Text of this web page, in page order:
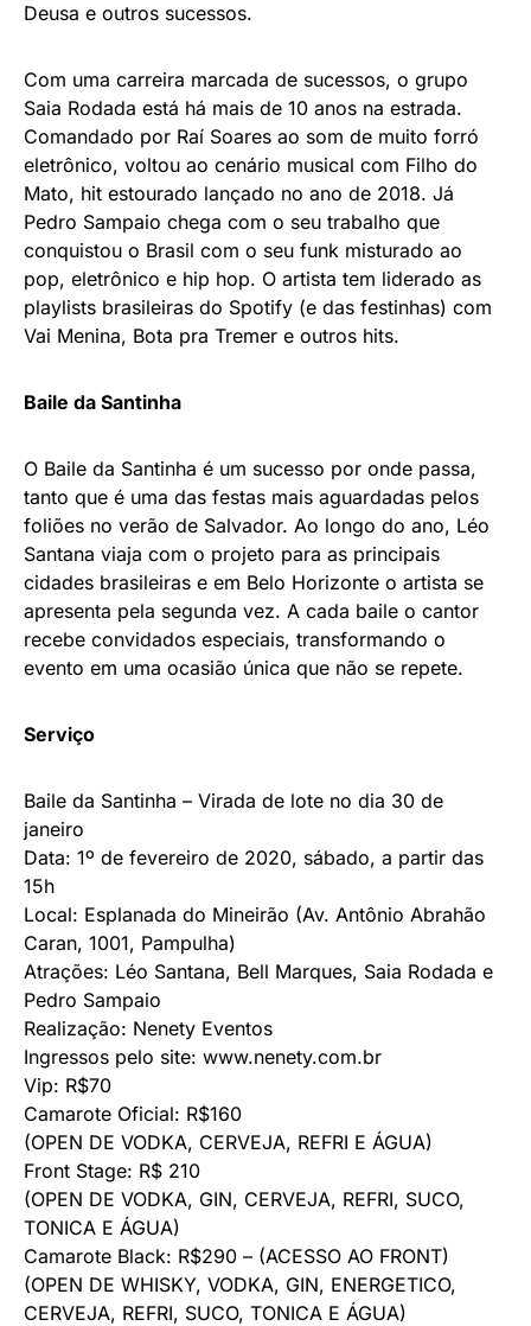
Deusa e outros sucessos.
Com uma carreira marcada de sucessos, o grupo
Saia Rodada está há mais de 10 anos na estrada.
Comandado por Raí Soares ao som de muito forró
eletrônico, voltou ao cenário musical com Filho do
Mato, hit estourado lançado no ano de 2018. Já
Pedro Sampaio chega com o seu trabalho que
conquistou o Brasil com o seu funk misturado ao
pop, eletrônico e hip hop. O artista tem liderado as
playlists brasileiras do Spotify (e das festinhas) com
Vai Menina, Bota pra Tremer e outros hits.
Baile da Santinha
O Baile da Santinha é um sucesso por onde passa,
tanto que é uma das festas mais aguardadas pelos
foliões no verão de Salvador. Ao longo do ano, Léo
Santana viaja com o projeto para as principais
cidades brasileiras e em Belo Horizonte o artista se
apresenta pela segunda vez. A cada baile o cantor
recebe convidados especiais, transformando o
evento em uma ocasião única que não se repete.
Serviço
Baile da Santinha – Virada de lote no dia 30 de
janeiro
Data: 1º de fevereiro de 2020, sábado, a partir das
15h
Local: Esplanada do Mineirão (Av. Antônio Abrahão
Caran, 1001, Pampulha)
Atrações: Léo Santana, Bell Marques, Saia Rodada e
Pedro Sampaio
Realização: Nenety Eventos
Ingressos pelo site: www.nenety.com.br
Vip: R$70
Camarote Oficial: R$160
(OPEN DE VODKA, CERVEJA, REFRI E ÁGUA)
Front Stage: R$ 210
(OPEN DE VODKA, GIN, CERVEJA, REFRI, SUCO,
TONICA E ÁGUA)
Camarote Black: R$290 – (ACESSO AO FRONT)
(OPEN DE WHISKY, VODKA, GIN, ENERGETICO,
CERVEJA, REFRI, SUCO, TONICA E ÁGUA)